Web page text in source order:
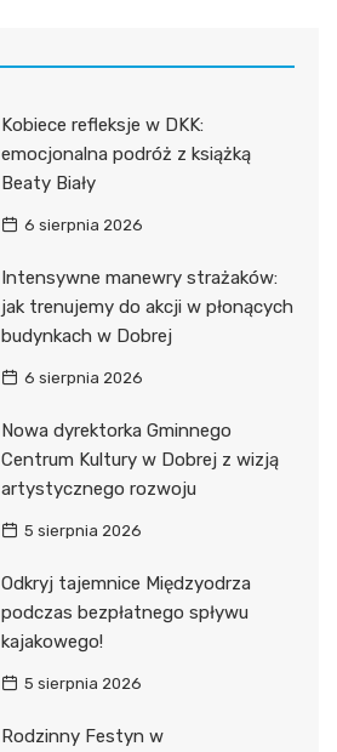
Kobiece refleksje w DKK:
emocjonalna podróż z książką
Beaty Biały
6 sierpnia 2026
Intensywne manewry strażaków:
jak trenujemy do akcji w płonących
budynkach w Dobrej
6 sierpnia 2026
Nowa dyrektorka Gminnego
Centrum Kultury w Dobrej z wizją
artystycznego rozwoju
5 sierpnia 2026
Odkryj tajemnice Międzyodrza
podczas bezpłatnego spływu
kajakowego!
5 sierpnia 2026
Rodzinny Festyn w